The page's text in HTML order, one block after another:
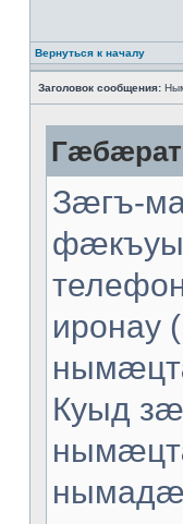
Вернуться к началу
Заголовок сообщения:
Зæгъ-
иронау
Куыд